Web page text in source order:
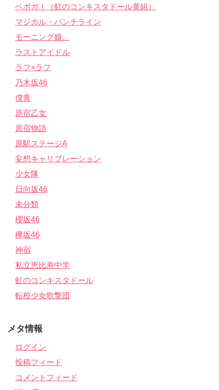
ベボガ！（虹のコンキスタドール黄組）
マジカル・パンチライン
モーニング娘。
ラストアイドル
ラフ×ラフ
乃木坂46
僕青
原宿乙女
原宿物語
原駅ステージA
妄想キャリブレーション
少女隊
日向坂46
未分類
櫻坂46
欅坂46
神宿
私立恵比寿中学
虹のコンキスタドール
転校少女歌撃団
メタ情報
ログイン
投稿フィード
コメントフィード